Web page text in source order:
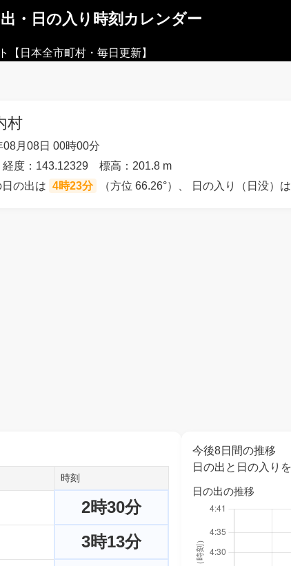
・日の入り時刻カレンダー
【日本全市町村・毎日更新】
村
月08日 00時00分
度：143.12329 標高：201.8 m
の出は 4時23分 （方位 66.26°）、 日の入り（日没）は
時刻
2時30分
3時13分
今後8日間の推移
日の出と日の入り
日の出の推移